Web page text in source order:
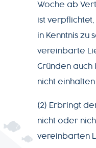
Woche ab
ist
in Kenntnis zu
vereinbarte
Gründen auch
nicht einhalten
(2) Erbringt
nicht oder
vereinbarten